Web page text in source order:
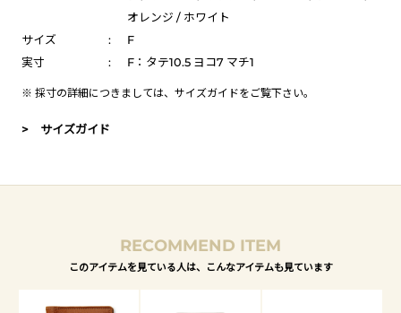
オレンジ / ホワイト
サイズ
:
F
実寸
: F：タテ10.5 ヨコ7 マチ1
※ 採寸の詳細につきましては、 サイズガイドをご覧下さい。
> サイズガイド
RECOMMEND ITEM
このアイテムを見ている人は、こんなアイテムも見ています